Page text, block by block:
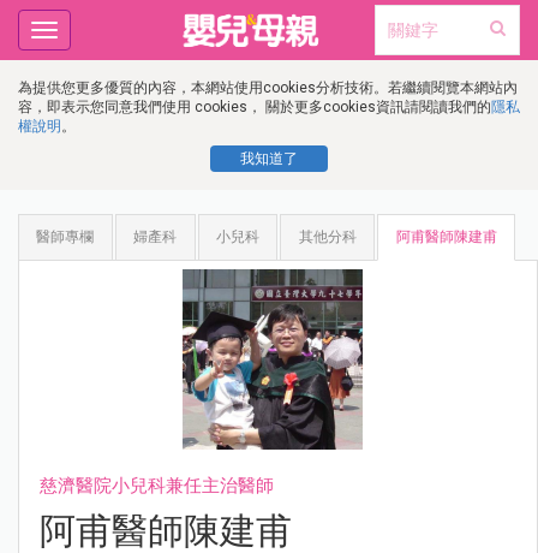
為提供您更多優質的內容，本網站使用cookies分析技術。若繼續閱覽本網站內
容，即表示您同意我們使用 cookies， 關於更多cookies資訊請閱讀我們的隱私
權說明 。
我知道了
Toggle
navigation
醫師專欄 婦產科 小兒科 其他分科 阿甫醫師陳建甫
慈濟醫院小兒科兼任主治醫師
阿甫醫師陳建甫